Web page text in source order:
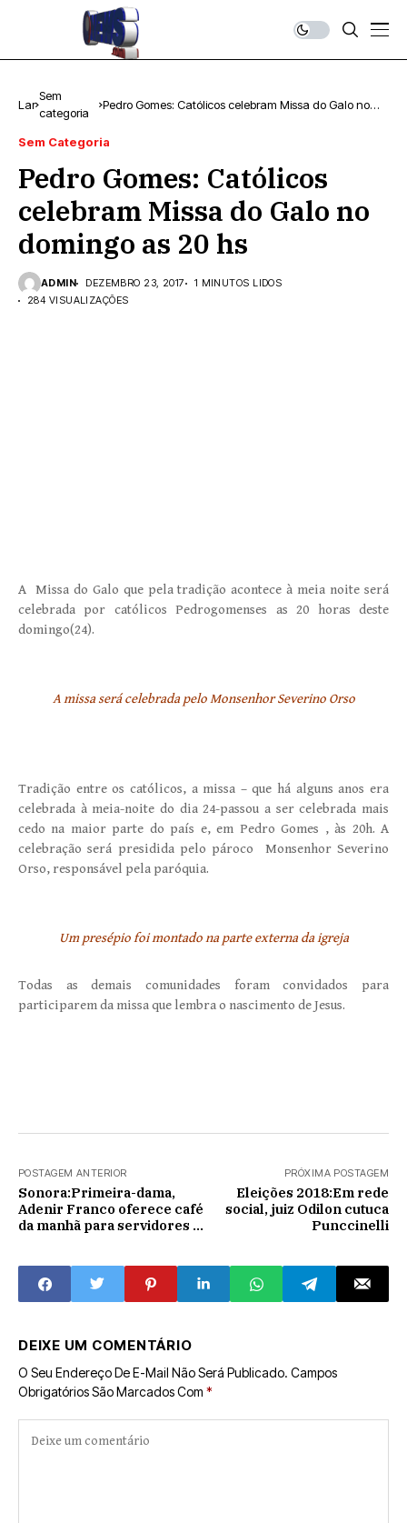
Lar
Sem
categoria
Pedro Gomes: Católicos celebram Missa do Galo no
Sem Categoria
Pedro Gomes: Católicos
celebram Missa do Galo no
domingo as 20 hs
ADMIN DEZEMBRO 23, 2017
1 MINUTOS LIDOS
284 VISUALIZAÇÕES
A Missa do Galo que pela tradição acontece à meia noite será
celebrada por católicos Pedrogomenses as 20 horas deste
domingo(24).
A missa será celebrada pelo Monsenhor Severino Orso
Tradição entre os católicos, a missa – que há alguns anos era
celebrada à meia-noite do dia 24-passou a ser celebrada mais
cedo na maior parte do país e, em Pedro Gomes , às 20h. A
celebração será presidida pelo pároco Monsenhor Severino
Orso, responsável pela paróquia.
Um presépio foi montado na parte externa da igreja
Todas as demais comunidades foram convidados para
participarem da missa que lembra o nascimento de Jesus.
POSTAGEM ANTERIOR
Sonora:Primeira-dama,
Adenir Franco oferece café
da manhã para servidores e
PRÓXIMA POSTAGEM
Eleições 2018:Em rede
social, juiz Odilon cutuca
Punccinelli
DEIXE UM COMENTÁRIO
O Seu Endereço De E-Mail Não Será Publicado. Campos
Obrigatórios São Marcados Com *